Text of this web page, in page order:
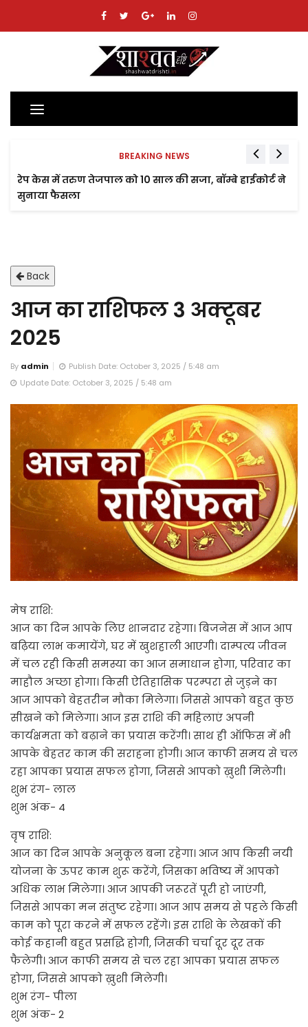
Toggle
navigation
BREAKING NEWS
रेप केस में तरुण तेजपाल को 10 साल की सजा, बॉम्बे हाईकोर्ट ने
सुनाया फैसला
Back
आज का राशिफल 3 अक्टूबर
2025
By admin
Publish Date: October 3, 2025 / 5:48 am
Update Date: October 3, 2025 / 5:48 am
मेष राशि:
आज का दिन आपके लिए शानदार रहेगा। बिजनेस में आज आप
बढ़िया लाभ कमायेंगे, घर में खुशहाली आएगी। दाम्पत्य जीवन
में चल रही किसी समस्या का आज समाधान होगा, परिवार का
माहौल अच्छा होगा। किसी ऐतिहासिक परम्परा से जुड़ने का
आज आपको बेहतरीन मौका मिलेगा। जिससे आपको बहुत कुछ
सीखने को मिलेगा। आज इस राशि की महिलाएं अपनी
कार्यक्षमता को बढ़ाने का प्रयास करेंगी। साथ ही ऑफिस में भी
आपके बेहतर काम की सराहना होगी। आज काफी समय से चल
रहा आपका प्रयास सफल होगा, जिससे आपको ख़ुशी मिलेगी।
शुभ रंग- लाल
शुभ अंक- 4
वृष राशि:
आज का दिन आपके अनुकूल बना रहेगा। आज आप किसी नयी
योजना के ऊपर काम शुरू करेंगे, जिसका भविष्य में आपको
अधिक लाभ मिलेगा। आज आपकी जरूरतें पूरी हो जाएंगी,
जिससे आपका मन संतुष्ट रहेगा। आज आप समय से पहले किसी
काम को पूरा करने में सफल रहेंगे। इस राशि के लेखकों की
कोई कहानी बहुत प्रसद्धि होगी, जिसकी चर्चा दूर दूर तक
फैलेगी। आज काफी समय से चल रहा आपका प्रयास सफल
होगा, जिससे आपको ख़ुशी मिलेगी।
शुभ रंग- पीला
शुभ अंक- 2